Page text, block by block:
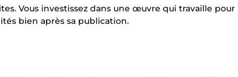
Vous investissez dans une œuvre qui travaille pour
bien après sa publication.